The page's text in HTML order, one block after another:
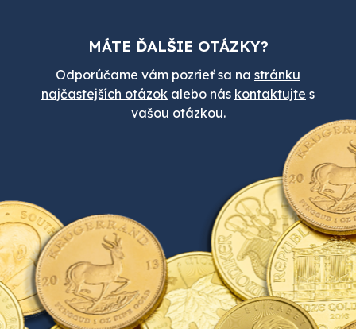
MÁTE ĎALŠIE OTÁZKY?
Odporúčame vám pozrieť sa na stránku
najčastejších otázok alebo nás kontaktujte s
vašou otázkou.